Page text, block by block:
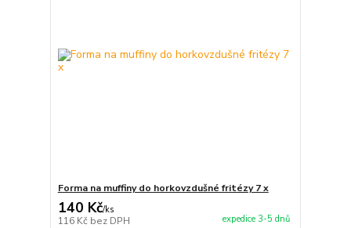
Forma na muffiny do horkovzdušné fritézy 7 x
140 Kč/ks
116 Kč bez DPH expedice 3-5 dnů